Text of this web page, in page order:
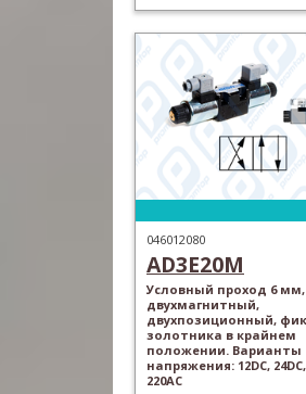
046012080
AD3E20M
Условный проход 6 мм,
двухмагнитный,
двухпозиционный,
золотника в крайнем
положении. Варианты
напряжения: 12DC, 24DC,
220AC